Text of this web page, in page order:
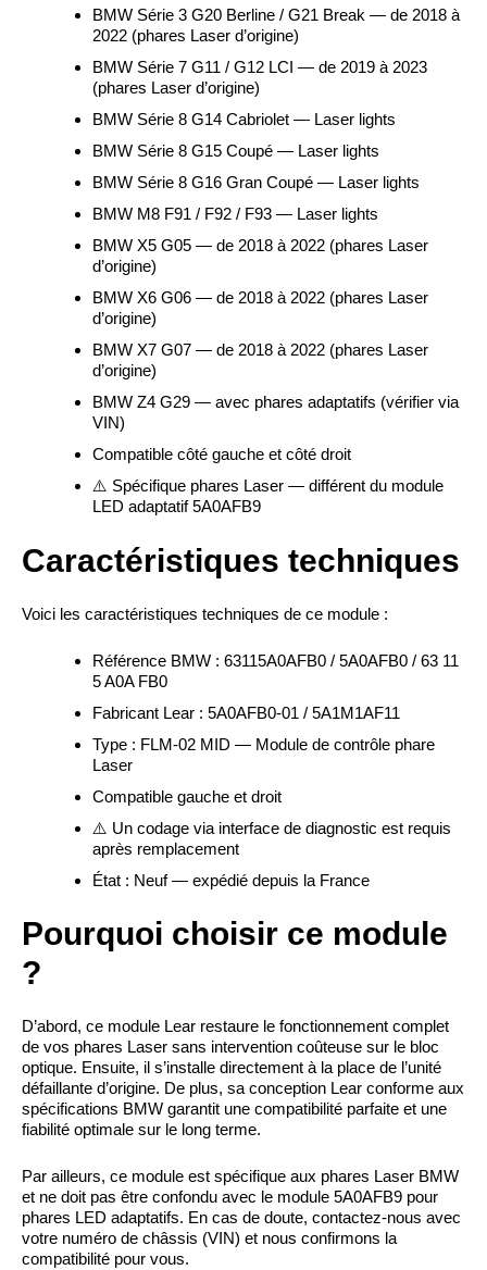
BMW Série 3 G20 Berline / G21 Break — de 2018 à
2022 (phares Laser d’origine)
BMW Série 7 G11 / G12 LCI — de 2019 à 2023
(phares Laser d’origine)
BMW Série 8 G14 Cabriolet — Laser lights
BMW Série 8 G15 Coupé — Laser lights
BMW Série 8 G16 Gran Coupé — Laser lights
BMW M8 F91 / F92 / F93 — Laser lights
BMW X5 G05 — de 2018 à 2022 (phares Laser
d’origine)
BMW X6 G06 — de 2018 à 2022 (phares Laser
d’origine)
BMW X7 G07 — de 2018 à 2022 (phares Laser
d’origine)
BMW Z4 G29 — avec phares adaptatifs (vérifier via
VIN)
Compatible côté gauche et côté droit
⚠️ Spécifique phares Laser — différent du module
LED adaptatif 5A0AFB9
Caractéristiques techniques
Voici les caractéristiques techniques de ce module :
Référence BMW : 63115A0AFB0 / 5A0AFB0 / 63 11
5 A0A FB0
Fabricant Lear : 5A0AFB0-01 / 5A1M1AF11
Type : FLM-02 MID — Module de contrôle phare
Laser
Compatible gauche et droit
⚠️ Un codage via interface de diagnostic est requis
après remplacement
État : Neuf — expédié depuis la France
Pourquoi choisir ce module
?
D’abord, ce module Lear restaure le fonctionnement complet
de vos phares Laser sans intervention coûteuse sur le bloc
optique. Ensuite, il s’installe directement à la place de l’unité
défaillante d’origine. De plus, sa conception Lear conforme aux
spécifications BMW garantit une compatibilité parfaite et une
fiabilité optimale sur le long terme.
Par ailleurs, ce module est spécifique aux phares Laser BMW
et ne doit pas être confondu avec le module 5A0AFB9 pour
phares LED adaptatifs. En cas de doute, contactez-nous avec
votre numéro de châssis (VIN) et nous confirmons la
compatibilité pour vous.